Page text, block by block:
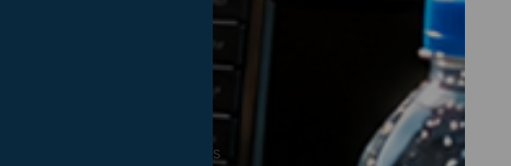
Regresso às Aulas